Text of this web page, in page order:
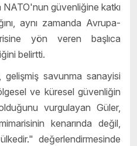
güvenliğine katkı
aynı zamanda Avrupa-
yön veren başlıca
belirtti.
savunma sanayisi
ve küresel güvenliğin
vurgulayan Güler,
kenarında değil,
değerlendirmesinde